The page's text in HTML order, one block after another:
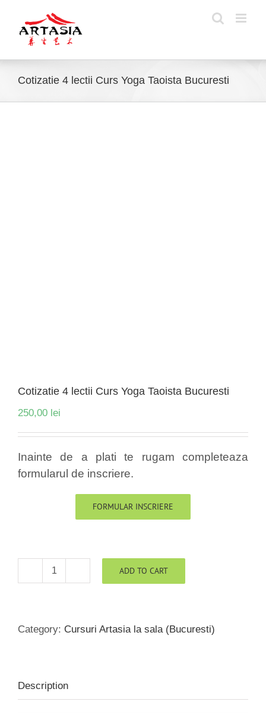
content
Cotizatie 4 lectii Curs Yoga Taoista Bucuresti
Cotizatie 4 lectii Curs Yoga Taoista Bucuresti
250,00 lei
Inainte de a plati te rugam completeaza
formularul de inscriere.
FORMULAR INSCRIERE
Cotizatie
Yoga
quantity
ADD TO CART
Category: Cursuri Artasia la sala (Bucuresti)
Description